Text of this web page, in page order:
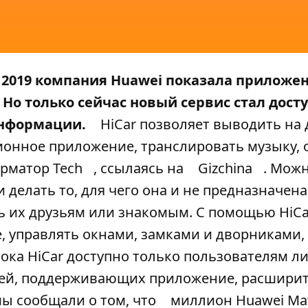
компания Huawei показала
только сейчас новый сервис стал
HiCar позволяет выводить на
приложение, транслировать музыку,
Tech
, ссылаясь на Gizchina
.
то, для чего она и не
их друзьям или знакомым. С помощью
окнами, замками и дворниками,
HiCar доступно только пользователям
поддерживающих приложение,
сообщали о том, что
миллион Huawei